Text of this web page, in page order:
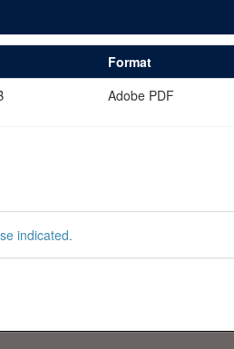
Format
Adobe PDF
indicated.